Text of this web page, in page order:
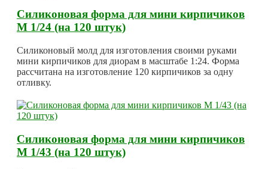
Силиконовая форма для мини кирпичиков
М 1/24 (на 120 штук)
Силиконовый молд для изготовления своими руками
мини кирпичиков для диорам в масштабе 1:24. Форма
рассчитана на изготовление 120 кирпичиков за одну
отливку.
Силиконовая форма для мини кирпичиков
М 1/43 (на 120 штук)